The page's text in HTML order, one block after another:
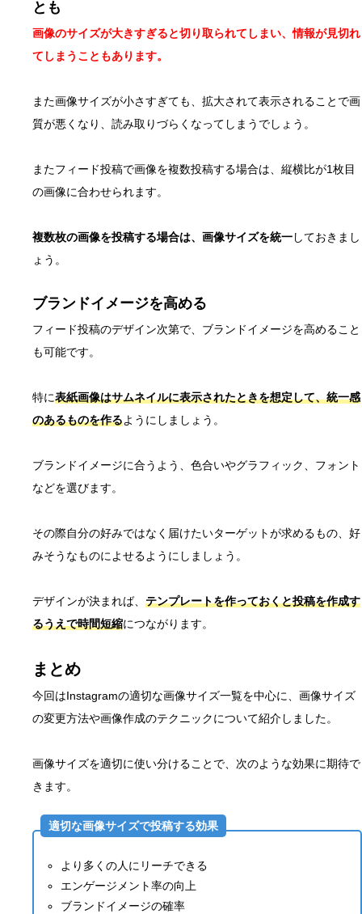
とも
画像のサイズが大きすぎると切り取られてしまい、情報が見切れ
てしまうこともあります。
また画像サイズが小さすぎても、拡大されて表示されることで画
質が悪くなり、読み取りづらくなってしまうでしょう。
またフィード投稿で画像を複数投稿する場合は、縦横比が1枚目
の画像に合わせられます。
複数枚の画像を投稿する場合は、画像サイズを統一しておきまし
ょう。
ブランドイメージを高める
フィード投稿のデザイン次第で、ブランドイメージを高めること
も可能です。
特に表紙画像はサムネイルに表示されたときを想定して、統一感
のあるものを作るようにしましょう。
ブランドイメージに合うよう、色合いやグラフィック、フォント
などを選びます。
その際自分の好みではなく届けたいターゲットが求めるもの、好
みそうなものによせるようにしましょう。
デザインが決まれば、 テンプレートを作っておくと投稿を作成す
るうえで時間短縮につながります。
まとめ
今回はInstagramの適切な画像サイズ一覧を中心に、画像サイズ
の変更方法や画像作成のテクニックについて紹介しました。
画像サイズを適切に使い分けることで、次のような効果に期待で
きます。
適切な画像サイズで投稿する効果
より多くの人にリーチできる
エンゲージメント率の向上
ブランドイメージの確率